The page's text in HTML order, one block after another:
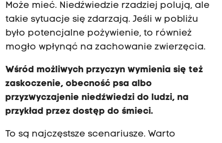
Może mieć. Niedźwiedzie rzadziej polują, ale
takie sytuacje się zdarzają. Jeśli w pobliżu
było potencjalne pożywienie, to również
mogło wpłynąć na zachowanie zwierzęcia.
Wśród możliwych przyczyn wymienia się też
zaskoczenie, obecność psa albo
przyzwyczajenie niedźwiedzi do ludzi, na
przykład przez dostęp do śmieci.
To są najczęstsze scenariusze. Warto